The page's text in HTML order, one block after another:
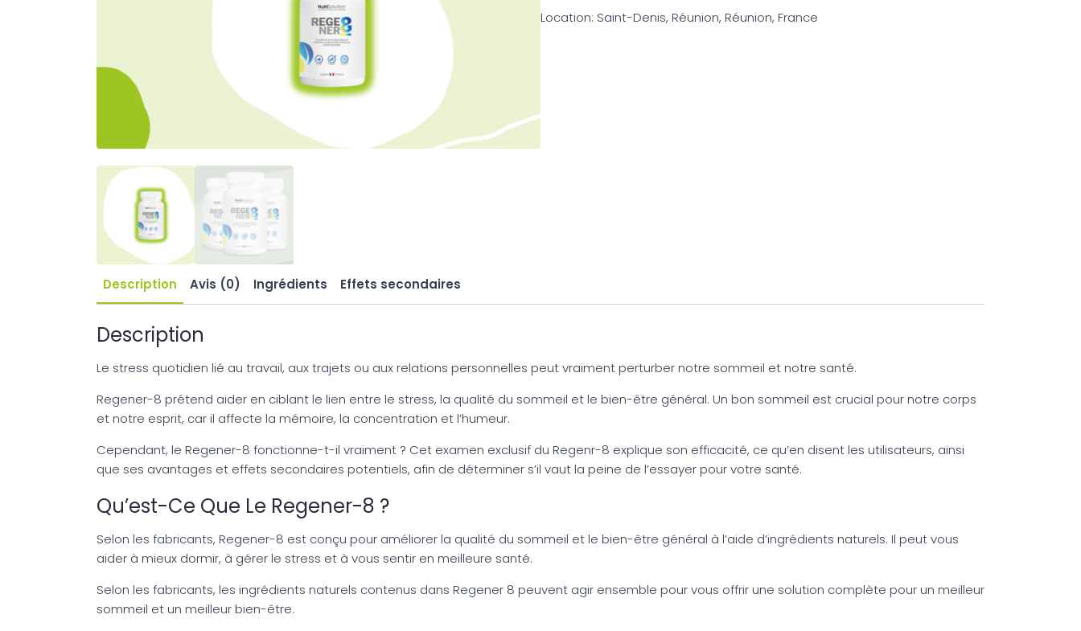
Location: Saint-Denis, Réunion, Réunion, France
Description Avis (0) Ingrédients Effets secondaires
Description
Le stress quotidien lié au travail, aux trajets ou aux relations personnelles peut vraiment perturber notre sommeil et notre santé.
Regener-8 prétend aider en ciblant le lien entre le stress, la qualité du sommeil et le bien-être général. Un bon sommeil est crucial pour notre corps
et notre esprit, car il affecte la mémoire, la concentration et l’humeur.
Cependant, le Regener-8 fonctionne-t-il vraiment ? Cet examen exclusif du Regenr-8 explique son efficacité, ce qu’en disent les utilisateurs, ainsi
que ses avantages et effets secondaires potentiels, afin de déterminer s’il vaut la peine de l’essayer pour votre santé.
Qu’est-Ce Que Le Regener-8 ?
Selon les fabricants, Regener-8 est conçu pour améliorer la qualité du sommeil et le bien-être général à l’aide d’ingrédients naturels. Il peut vous
aider à mieux dormir, à gérer le stress et à vous sentir en meilleure santé.
Selon les fabricants, les ingrédients naturels contenus dans Regener 8 peuvent agir ensemble pour vous offrir une solution complète pour un meilleur
sommeil et un meilleur bien-être.